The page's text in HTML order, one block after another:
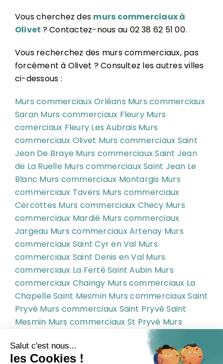
Vous cherchez des murs commerciaux à
Olivet ? Contactez-nous au 02 38 62 51 00.
Vous recherchez des murs commerciaux, pas
forcément à Olivet ? Consultez les autres villes
ci-dessous :
Murs commerciaux Orléans Murs commerciaux
Saran Murs commerciaux Fleury Murs
comerciaux Fleury Les Aubrais Murs
commerciaux Olivet Murs commerciaux Saint
Jean De Braye Murs commerciaux Saint Jean
de La Ruelle Murs commerciaux Saint Jean Le
Blanc Murs commerciaux Montargis Murs
commerciaux Tavers Murs commerciaux
Cercottes Murs commerciaux Checy Murs
commerciaux Mardié Murs commerciaux
Jargeau Murs commerciaux Artenay Murs
commerciaux Saint Cyr en Val Murs
commerciaux Saint Denis en Val Murs
commerciaux La Ferté Saint Aubin Murs
commerciaux Chaingy Murs commerciaux La
Chapelle Saint Mesmin Murs commerciaux Saint
Pryvé Murs commerciaux Saint Pryvé Saint
Mesmin Murs commerciaux St Pryvé Murs
commerciaux St Pryvé St Mesmin Murs
commerciaux Ingré